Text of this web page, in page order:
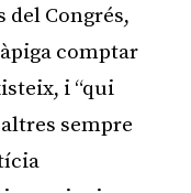
del Congrés,
comptar
i “qui
sempre